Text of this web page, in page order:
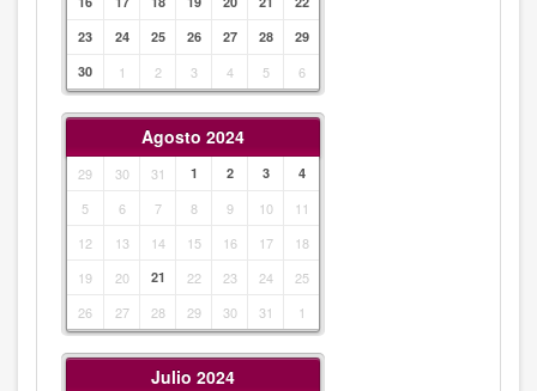
23
24 25 26 27 28
29
30
1 2 3 4 5 6
Agosto 2024
29 30 31 1 2 3 4
5 6 7 8 9 10
11
12
13 14 15 16 17
18
19
20 21 22 23 24
25
26
27 28 29 30 31 1
Julio 2024